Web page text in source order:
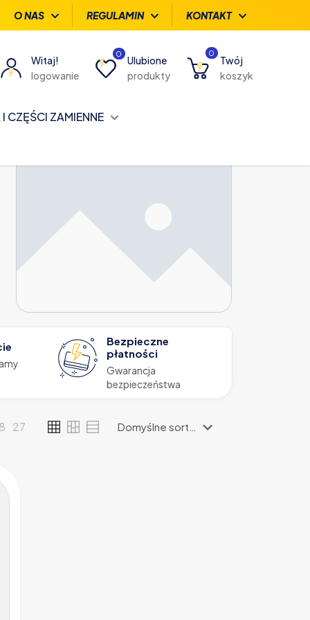
O NAS REGULAMIN KONTAKT
Witaj!
logowanie
0
Ulubione
produkty
0
Twój
koszyk
CZĘŚCI ZAMIENNE
Bezpieczne
płatności
Gwarancja
bezpieczeństwa
27